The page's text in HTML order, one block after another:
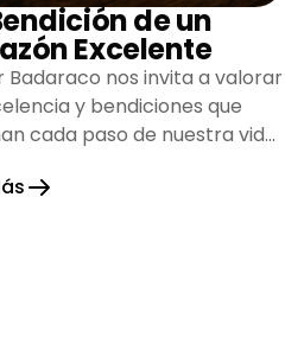
de un
Excelente
Badaraco nos invita a valorar
y bendiciones que
cada paso de nuestra vida,
y fortaleza.